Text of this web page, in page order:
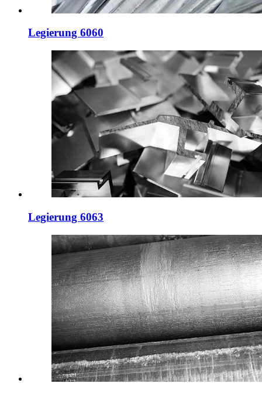
Legierung 6060
Legierung 6063